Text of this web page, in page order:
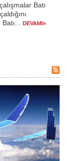
Batı
DEVAMI»